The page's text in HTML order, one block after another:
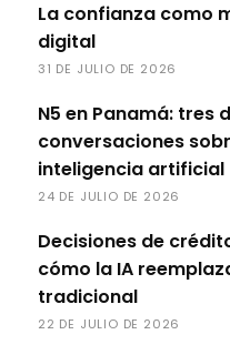
La confianza como
digital
31 DE JULIO DE 2026
N5 en Panamá: tres
conversaciones
inteligencia artificial
24 DE JULIO DE 2026
Decisiones de
cómo la IA
tradicional
22 DE JULIO DE 2026